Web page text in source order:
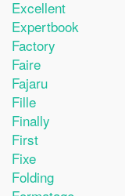
Excellent
Expertbook
Factory
Faire
Fajaru
Fille
Finally
First
Fixe
Folding